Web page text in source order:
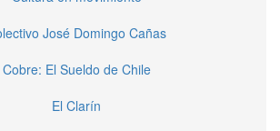
José Domingo Cañas
Cobre: El Sueldo de Chile
El Clarín